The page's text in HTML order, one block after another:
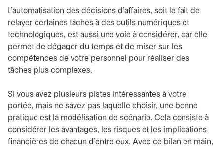
L’automatisation des décisions d’affaires, soit le fait de
relayer certaines tâches à des outils numériques et
technologiques, est aussi une voie à considérer, car elle
permet de dégager du temps et de miser sur les
compétences de votre personnel pour réaliser des
tâches plus complexes.
Si vous avez plusieurs pistes intéressantes à votre
portée, mais ne savez pas laquelle choisir, une bonne
pratique est la modélisation de scénario. Cela consiste à
considérer les avantages, les risques et les implications
financières de chacun d’entre eux. Avec ce bilan en main,